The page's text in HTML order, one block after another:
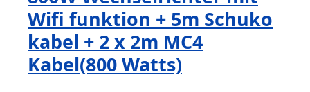
Wifi funktion + 5m Schuko
kabel + 2 x 2m MC4
Kabel(800 Watts)